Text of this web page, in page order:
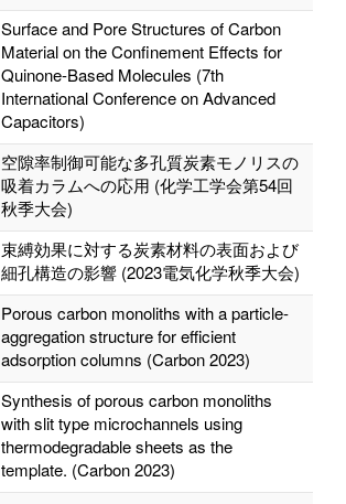
Surface and Pore Structures of Carbon
Material on the Confinement Effects for
Quinone-Based Molecules (7th
International Conference on Advanced
Capacitors)
空隙率制御可能な多孔質炭素モノリスの
吸着カラムへの応用 (化学工学会第54回
秋季大会)
束縛効果に対する炭素材料の表面および
細孔構造の影響 (2023電気化学秋季大会)
Porous carbon monoliths with a particle-
aggregation structure for efficient
adsorption columns (Carbon 2023)
Synthesis of porous carbon monoliths
with slit type microchannels using
thermodegradable sheets as the
template. (Carbon 2023)